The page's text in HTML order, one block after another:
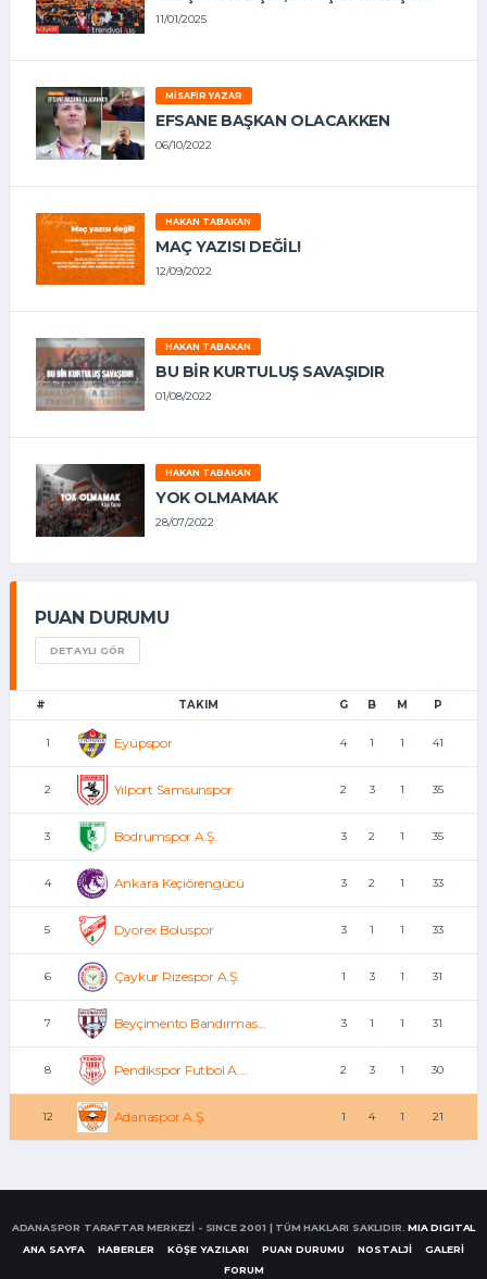
11/01/2025
MISAFIR YAZAR
EFSANE BAŞKAN OLACAKKEN
06/10/2022
HAKAN TABAKAN
MAÇ YAZISI DEĞİL!
12/09/2022
HAKAN TABAKAN
BU BİR KURTULUŞ SAVAŞIDIR
01/08/2022
HAKAN TABAKAN
YOK OLMAMAK
28/07/2022
PUAN DURUMU
DETAYLI GÖR
# TAKIM G B M P
1 Eyüpspor 4 1 1 41
2 Yılport Samsunspor 2 3 1 35
3 Bodrumspor A.Ş. 3 2 1 35
4 Ankara Keçiörengücü 3 2 1 33
5 Dyorex Boluspor 3 1 1 33
6 Çaykur Rizespor A.Ş. 1 3 1 31
7 Beyçimento Bandırmas... 3 1 1 31
8 Pendikspor Futbol A.... 2 3 1 30
12 Adanaspor A.Ş. 1 4 1 21
ADANASPOR TARAFTAR MERKEZİ - SINCE 2001 | TÜM HAKLARI SAKLIDIR.MIA DIGITAL
ANA SAYFA
HABERLER KÖŞE YAZILARI PUAN DURUMU NOSTALJİ
GALERİ
FORUM